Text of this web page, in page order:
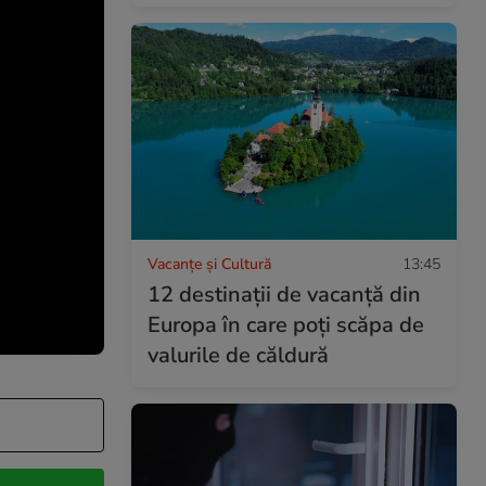
Vacanțe și Cultură 13:45
12 destinații de vacanță din
Europa în care poți scăpa de
valurile de căldură